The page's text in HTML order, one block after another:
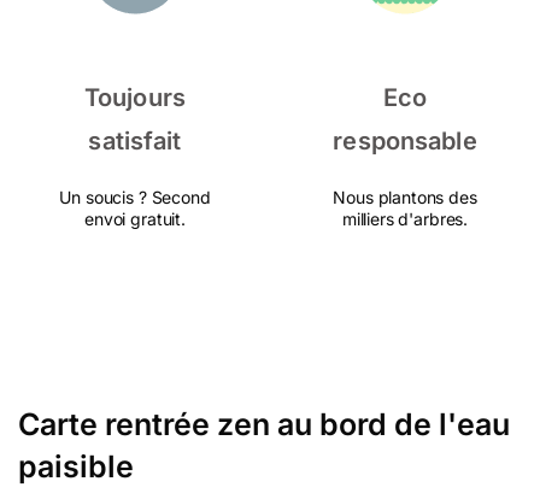
Toujours
satisfait
Un soucis ? Second
envoi gratuit.
Eco
responsable
Nous plantons des
milliers d'arbres.
Carte rentrée zen au bord de l'eau
paisible